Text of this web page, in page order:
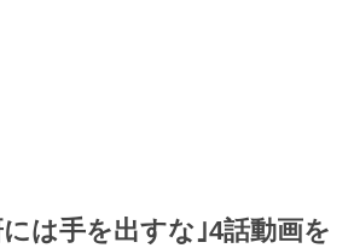
は手を出すな｣4話動画を